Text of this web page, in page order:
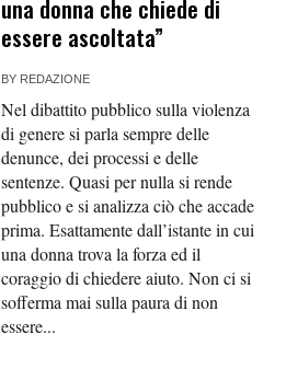
una donna che chiede di
essere ascoltata”
BY REDAZIONE
Nel dibattito pubblico sulla violenza
di genere si parla sempre delle
denunce, dei processi e delle
sentenze. Quasi per nulla si rende
pubblico e si analizza ciò che accade
prima. Esattamente dall’istante in cui
una donna trova la forza ed il
coraggio di chiedere aiuto. Non ci si
sofferma mai sulla paura di non
essere...